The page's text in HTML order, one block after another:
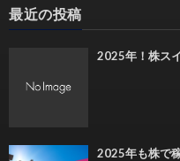
最近の投稿
2025年！株ス
2025年も株で